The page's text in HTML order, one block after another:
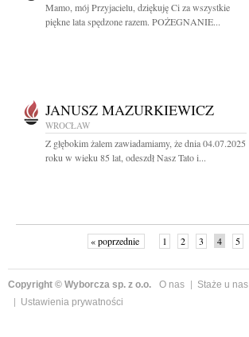
Mamo, mój Przyjacielu, dziękuję Ci za wszystkie
piękne lata spędzone razem. POŻEGNANIE...
JANUSZ MAZURKIEWICZ
WROCŁAW
Z głębokim żalem zawiadamiamy, że dnia 04.07.2025
roku w wieku 85 lat, odeszdł Nasz Tato i...
« poprzednie 1 2 3 4 5
Copyright © Wyborcza sp. z o.o. O nas Staże u nas
Ustawienia prywatności